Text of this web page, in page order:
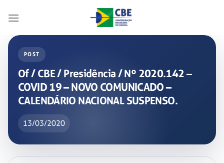
POST
Of / CBE / Presidência / Nº 2020.142 –
COVID 19 – NOVO COMUNICADO –
CALENDÁRIO NACIONAL SUSPENSO.
13/03/2020